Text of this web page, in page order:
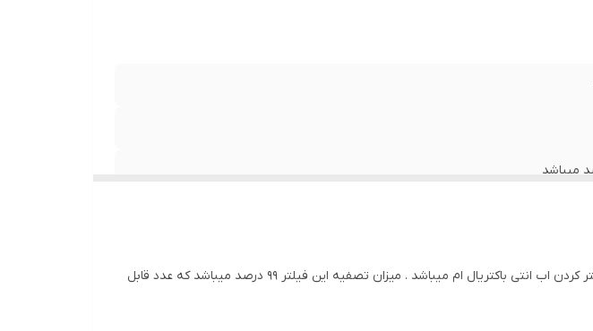
محصولی که مشاهده میکنید فیلتر تصفیه کننده اب ساید دوو میباشد که این فیلتر علاوه بر فیلتر کردن اب انتی باکتریال ام میباشد . میزان تصفیه این فیلتر 99 درصد میباشد که عدد قابل